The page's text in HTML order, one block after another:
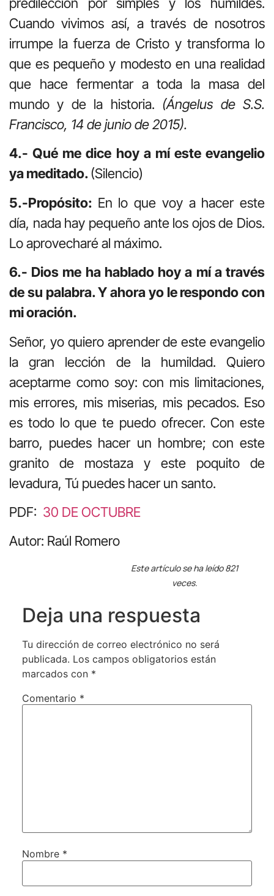
Cuando vivimos así, a través de nosotros
irrumpe la fuerza de Cristo y transforma lo
que es pequeño y modesto en una realidad
que hace fermentar a toda la masa del
mundo y de la historia. (Ángelus de S.S.
Francisco, 14 de junio de 2015).
4.- Qué me dice hoy a mí este evangelio
ya meditado.(Silencio)
5.-Propósito: En lo que voy a hacer este
día, nada hay pequeño ante los ojos de Dios.
Lo aprovecharé al máximo.
6.- Dios me ha hablado hoy a mí a través
de su palabra. Y ahora yo le respondo con
mi oración.
Señor, yo quiero aprender de este evangelio
la gran lección de la humildad. Quiero
aceptarme como soy: con mis limitaciones,
mis errores, mis miserias, mis pecados. Eso
es todo lo que te puedo ofrecer. Con este
barro, puedes hacer un hombre; con este
granito de mostaza y este poquito de
levadura, Tú puedes hacer un santo.
PDF: 30 DE OCTUBRE
Autor: Raúl Romero
Este artículo se ha leído 821
veces.
Deja una respuesta
Tu dirección de correo electrónico no será
publicada. Los campos obligatorios están
marcados con *
Comentario *
Nombre *